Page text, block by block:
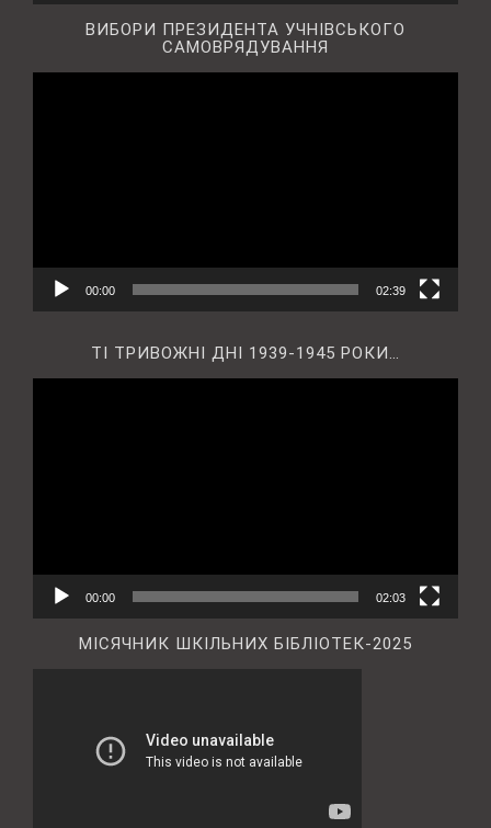
ВИБОРИ ПРЕЗИДЕНТА УЧНІВСЬКОГО
САМОВРЯДУВАННЯ
00:00 02:39
ТІ ТРИВОЖНІ ДНІ 1939-1945 РОКИ…
00:00 02:03
МІСЯЧНИК ШКІЛЬНИХ БІБЛІОТЕК-2025